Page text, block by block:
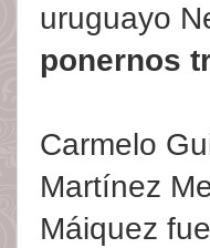
uruguayo
ponernos
Carmelo
Martínez
Máiquez